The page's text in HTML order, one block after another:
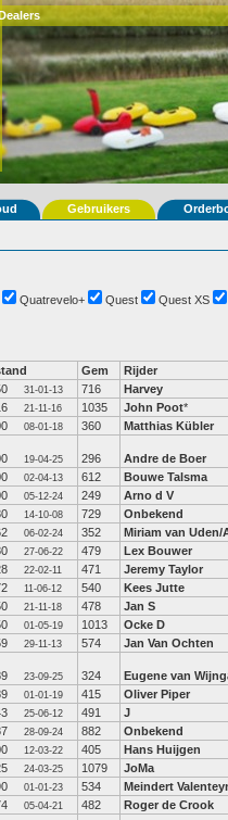
Gebruikers
Quatrevelo+ Quest Quest XS
Gem Rijder
31-01-13 716 Harvey
21-11-16 1035 John Poot*
08-01-18 360 Matthias Kübler
19-04-25 296 Andre de Boer
02-04-13 612 Bouwe Talsma
05-12-24 249 Arno d V
14-10-08 729
Onbekend
06-02-24 352 Miriam van Uden/
27-06-22 479 Lex Bouwer
22-02-11 471 Jeremy Taylor
11-06-12 540 Kees Jutte
21-11-18 478 Jan S
01-05-19 1013 Ocke D
29-11-13 574 Jan Van Ochten
23-09-25 324 Eugene van
01-01-19 415 Oliver Piper
25-06-12 491 J
28-09-24 882
Onbekend
12-03-22 405 Hans Huijgen
24-03-25 1079 JoMa
01-01-23 534 Meindert
05-04-21 482 Roger de Crook